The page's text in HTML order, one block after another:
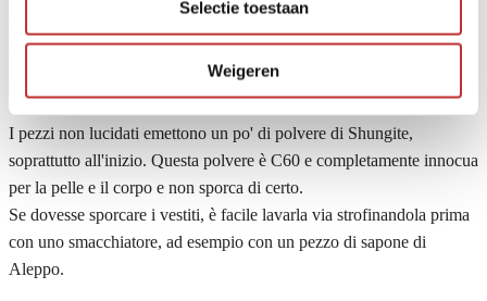
Selectie toestaan
Weigeren
di Shungite, ad esempio, può anche emergere un'inclusione.
Dopotutto, non esistono due pezzi uguali, tutti i pezzi sono unici.
I pezzi non lucidati emettono un po' di polvere di Shungite,
soprattutto all'inizio. Questa polvere è C60 e completamente innocua
per la pelle e il corpo e non sporca di certo.
Se dovesse sporcare i vestiti, è facile lavarla via strofinandola prima
con uno smacchiatore, ad esempio con un pezzo di sapone di
Aleppo.